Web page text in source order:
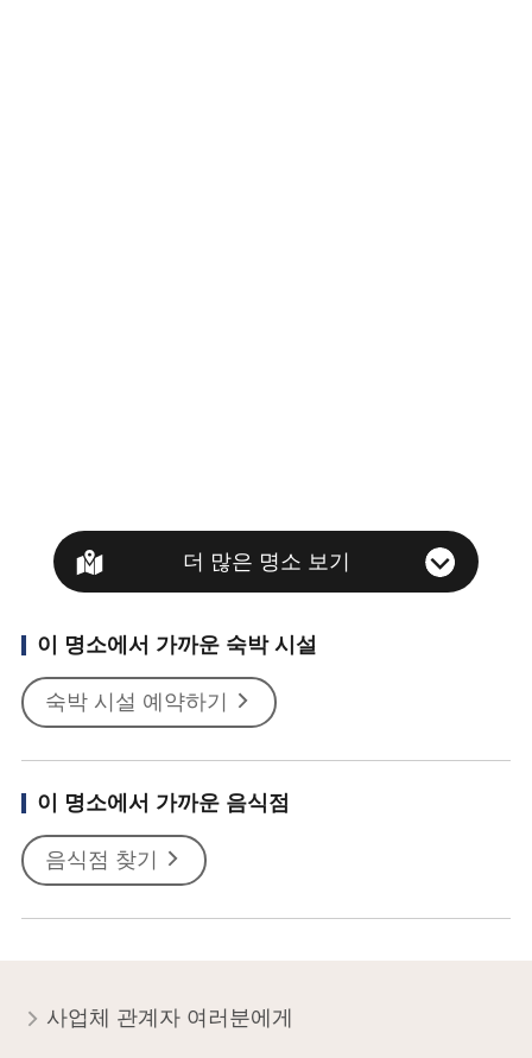
더 많은 명소 보기
이 명소에서 가까운 숙박 시설
숙박 시설 예약하기
이 명소에서 가까운 음식점
음식점 찾기
사업체 관계자 여러분에게